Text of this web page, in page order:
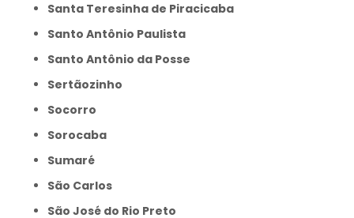
Santa Teresinha de Piracicaba
Santo Antônio Paulista
Santo Antônio da Posse
Sertãozinho
Socorro
Sorocaba
Sumaré
São Carlos
São José do Rio Preto